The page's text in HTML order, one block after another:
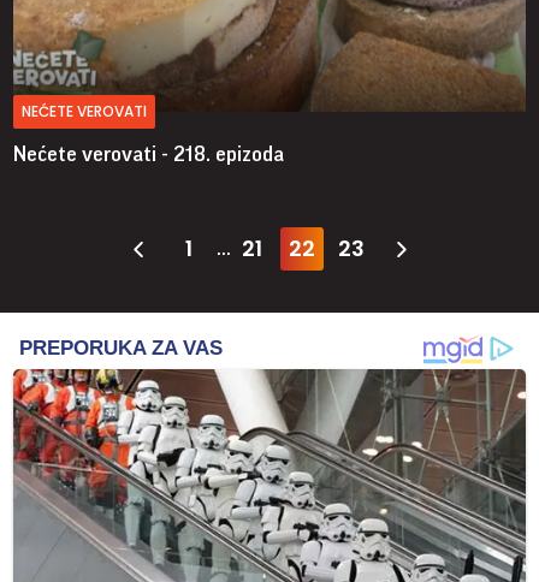
NEĆETE VEROVATI
Nećete verovati - 218. epizoda
1 ... 21 22 23